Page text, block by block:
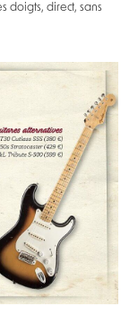
doigts, direct, sans